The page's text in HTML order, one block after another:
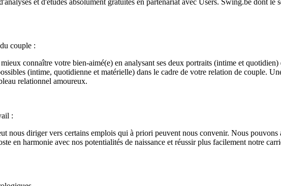
et d'études absolument gratuites en partenariat avec Users. Swing.be dont le
couple :
connaître votre bien-aimé(e) en analysant ses deux portraits (intime et quotidien)
(intime, quotidienne et matérielle) dans le cadre de votre relation de couple.
relationnel amoureux.
:
nous diriger vers certains emplois qui à priori peuvent nous convenir. Nous
en harmonie avec nos potentialités de naissance et réussir plus facilement notre